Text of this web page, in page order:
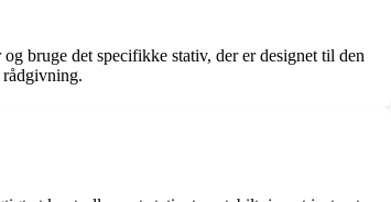
bruge det specifikke stativ, der er designet til den